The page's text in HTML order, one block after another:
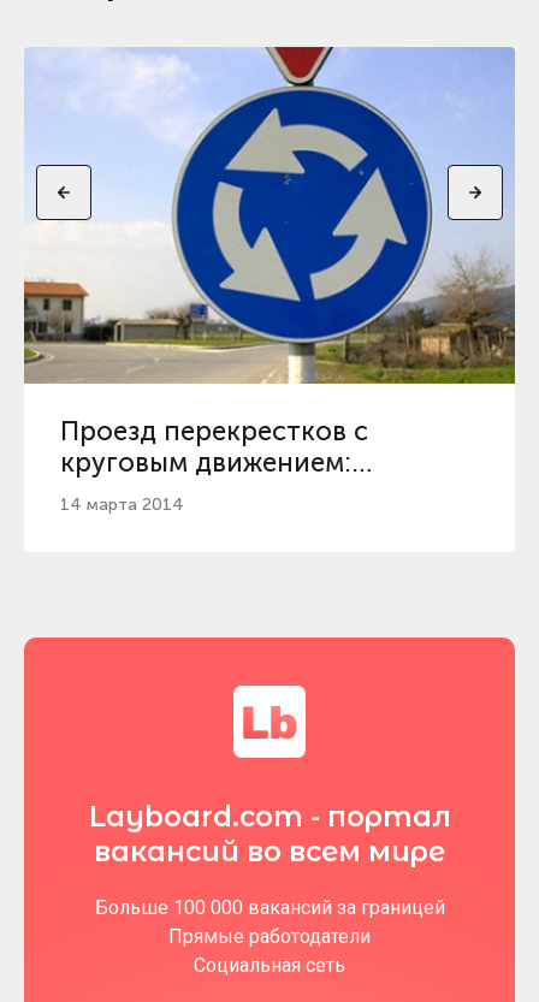
Проезд перекрестков с
круговым движением:
комментарии экспертов
14 марта 2014
Layboard.com - портал
вакансий во всем мире
Больше 100 000 вакансий за границей
Прямые работодатели
Социальная сеть